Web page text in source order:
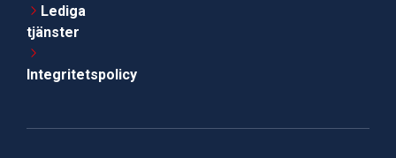
Lediga
tjänster
Integritetspolicy